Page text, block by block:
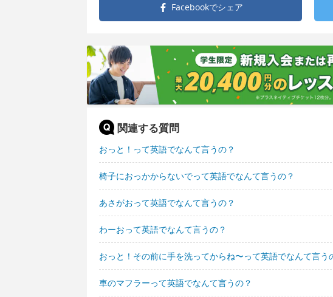
Facebookでシェア
関連する質問
おっと！って英語でなんて言うの？
椅子におっかからないでって英語でなんて言うの？
あさがおって英語でなんて言うの？
わーおって英語でなんて言うの？
おっと！その前に手を洗ってからね〜って英語でなんて言う
車のマフラーって英語でなんて言うの？